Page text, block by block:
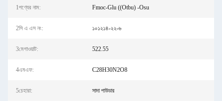
1পণ্যের নাম: Fmoc-Glu ((Otbu) -Osu
2সি এ এস নং: ১০১২১৪-২২-৬
3মেগাওয়াট: 522.55
4এমএফ: C28H30N2O8
5চেহারা: সাদা পাউডার